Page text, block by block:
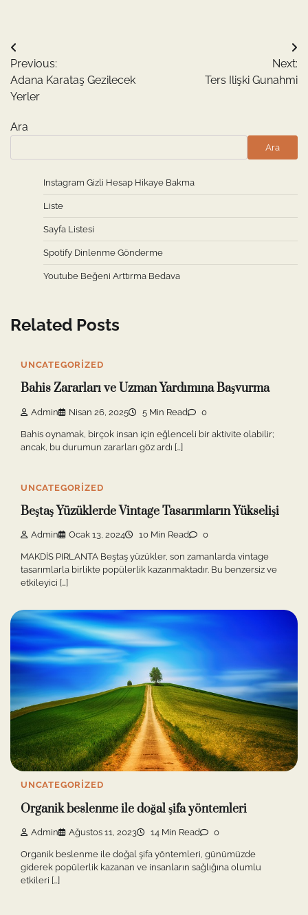
Yazı
gezinmesi
Previous:
Adana Karataş Gezilecek
Yerler
Next:
Ters Ilişki Gunahmi
Ara
Ara
Instagram Gizli Hesap Hikaye Bakma
Liste
Sayfa Listesi
Spotify Dinlenme Gönderme
Youtube Beğeni Arttırma Bedava
Related Posts
UNCATEGORIZED
Bahis Zararları ve Uzman Yardımına Başvurma
Admin Nisan 26, 2025 5 Min Read 0
Bahis oynamak, birçok insan için eğlenceli bir aktivite olabilir;
ancak, bu durumun zararları göz ardı […]
UNCATEGORIZED
Beştaş Yüzüklerde Vintage Tasarımların Yükselişi
Admin Ocak 13, 2024 10 Min Read 0
MAKDİS PIRLANTA Beştaş yüzükler, son zamanlarda vintage
tasarımlarla birlikte popülerlik kazanmaktadır. Bu benzersiz ve
etkileyici […]
UNCATEGORIZED
Organik beslenme ile doğal şifa yöntemleri
Admin Ağustos 11, 2023 14 Min Read 0
Organik beslenme ile doğal şifa yöntemleri, günümüzde
giderek popülerlik kazanan ve insanların sağlığına olumlu
etkileri […]